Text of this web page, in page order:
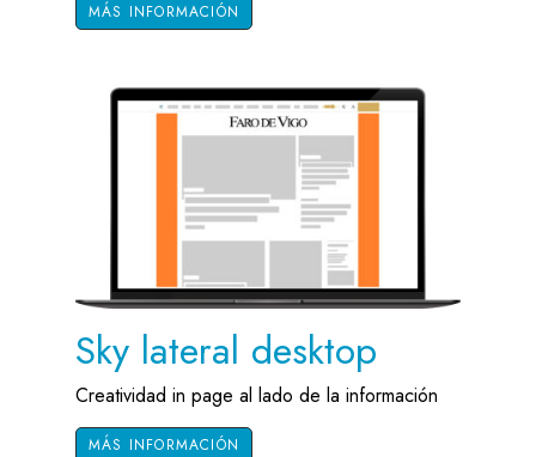
MÁS INFORMACIÓN
Sky lateral desktop
Creatividad in page al lado de la información
MÁS INFORMACIÓN